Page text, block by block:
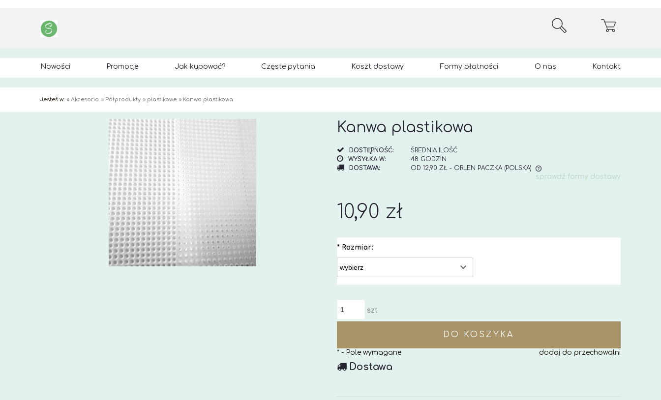
Nowości Promocje Jak kupować? Częste pytania Koszt dostawy Formy płatności O nas Kontakt
Jesteś w: » Akcesoria » Półprodukty » plastikowe » Kanwa plastikowa
Kanwa plastikowa
DOSTĘPNOŚĆ:
ŚREDNIA ILOŚĆ
WYSYŁKA W:
48 GODZIN
DOSTAWA:
OD 12,90 ZŁ - ORLEN PACZKA (POLSKA)
sprawdź formy dostawy
10,90 zł
* Rozmiar:
szt
DO KOSZYKA
dodaj do przechowalni
*- Pole wymagane
Dostawa